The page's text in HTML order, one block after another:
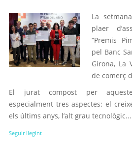
La
plaer
“Premis
pel Banc
Girona, La
de comerç
El jurat compost per
especialment tres aspectes: el
els últims anys, l’alt grau tecnològic...
Seguir llegint